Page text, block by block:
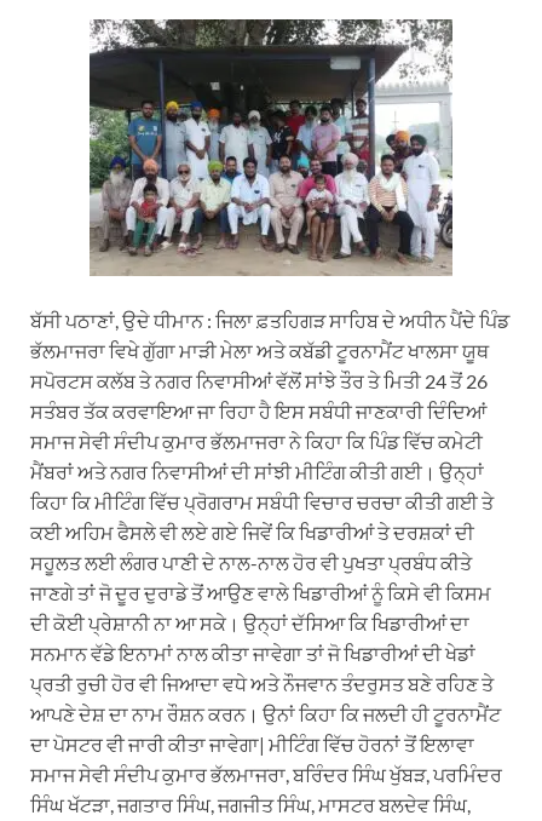
l
g
r
a
m
c
e
b
o
o
k
n
e
d
I
n
a
l
ਬੱਸੀ ਪਠਾਣਾਂ, ਉਦੇ ਧੀਮਾਨ : ਜਿਲਾ ਫ਼ਤਹਿਗੜ ਸਾਹਿਬ ਦੇ ਅਧੀਨ ਪੈਂਦੇ ਪਿੰਡ
ਭੱਲਮਾਜਰਾ ਵਿਖੇ ਗੁੱਗਾ ਮਾੜੀ ਮੇਲਾ ਅਤੇ ਕਬੱਡੀ ਟੂਰਨਾਮੈਂਟ ਖਾਲਸਾ ਯੂਥ
ਸਪੋਰਟਸ ਕਲੱਬ ਤੇ ਨਗਰ ਨਿਵਾਸੀਆਂ ਵੱਲੋਂ ਸਾਂਝੇ ਤੌਰ ਤੇ ਮਿਤੀ 24 ਤੋਂ 26
ਸਤੰਬਰ ਤੱਕ ਕਰਵਾਇਆ ਜਾ ਰਿਹਾ ਹੈ ਇਸ ਸਬੰਧੀ ਜਾਣਕਾਰੀ ਦਿੰਦਿਆਂ
ਸਮਾਜ ਸੇਵੀ ਸੰਦੀਪ ਕੁਮਾਰ ਭੱਲਮਾਜਰਾ ਨੇ ਕਿਹਾ ਕਿ ਪਿੰਡ ਵਿੱਚ ਕਮੇਟੀ
ਮੈਂਬਰਾਂ ਅਤੇ ਨਗਰ ਨਿਵਾਸੀਆਂ ਦੀ ਸਾਂਝੀ ਮੀਟਿੰਗ ਕੀਤੀ ਗਈ। ਉਨ੍ਹਾਂ
ਕਿਹਾ ਕਿ ਮੀਟਿੰਗ ਵਿੱਚ ਪ੍ਰੋਗਰਾਮ ਸਬੰਧੀ ਵਿਚਾਰ ਚਰਚਾ ਕੀਤੀ ਗਈ ਤੇ
ਕਈ ਅਹਿਮ ਫੈਸਲੇ ਵੀ ਲਏ ਗਏ ਜਿਵੇਂ ਕਿ ਖਿਡਾਰੀਆਂ ਤੇ ਦਰਸ਼ਕਾਂ ਦੀ
ਸਹੂਲਤ ਲਈ ਲੰਗਰ ਪਾਣੀ ਦੇ ਨਾਲ-ਨਾਲ ਹੋਰ ਵੀ ਪੁਖਤਾ ਪ੍ਰਬੰਧ ਕੀਤੇ
ਜਾਣਗੇ ਤਾਂ ਜੋ ਦੂਰ ਦੁਰਾਡੇ ਤੋਂ ਆਉਣ ਵਾਲੇ ਖਿਡਾਰੀਆਂ ਨੂੰ ਕਿਸੇ ਵੀ ਕਿਸਮ
ਦੀ ਕੋਈ ਪ੍ਰੇਸ਼ਾਨੀ ਨਾ ਆ ਸਕੇ। ਉਨ੍ਹਾਂ ਦੱਸਿਆ ਕਿ ਖਿਡਾਰੀਆਂ ਦਾ
ਸਨਮਾਨ ਵੱਡੇ ਇਨਾਮਾਂ ਨਾਲ ਕੀਤਾ ਜਾਵੇਗਾ ਤਾਂ ਜੋ ਖਿਡਾਰੀਆਂ ਦੀ ਖੇਡਾਂ
ਪ੍ਰਤੀ ਰੁਚੀ ਹੋਰ ਵੀ ਜਿਆਦਾ ਵਧੇ ਅਤੇ ਨੌਜਵਾਨ ਤੰਦਰੁਸਤ ਬਣੇ ਰਹਿਣ ਤੇ
ਆਪਣੇ ਦੇਸ਼ ਦਾ ਨਾਮ ਰੌਸ਼ਨ ਕਰਨ। ਉਨਾਂ ਕਿਹਾ ਕਿ ਜਲਦੀ ਹੀ ਟੂਰਨਾਮੈਂਟ
ਦਾ ਪੋਸਟਰ ਵੀ ਜਾਰੀ ਕੀਤਾ ਜਾਵੇਗਾ| ਮੀਟਿੰਗ ਵਿੱਚ ਹੋਰਨਾਂ ਤੋਂ ਇਲਾਵਾ
ਸਮਾਜ ਸੇਵੀ ਸੰਦੀਪ ਕੁਮਾਰ ਭੱਲਮਾਜਰਾ, ਬਰਿੰਦਰ ਸਿੰਘ ਖੁੱਬੜ, ਪਰਮਿੰਦਰ
ਸਿੰਘ ਖੱਟੜਾ, ਜਗਤਾਰ ਸਿੰਘ, ਜਗਜੀਤ ਸਿੰਘ, ਮਾਸਟਰ ਬਲਦੇਵ ਸਿੰਘ,